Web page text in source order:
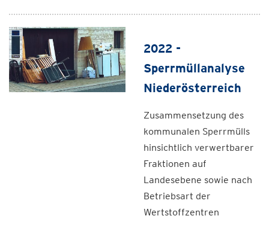
2022 -
Sperrmüllanalyse
Niederösterreich
Zusammensetzung des
kommunalen Sperrmülls
hinsichtlich verwertbarer
Fraktionen auf
Landesebene sowie nach
Betriebsart der
Wertstoffzentren